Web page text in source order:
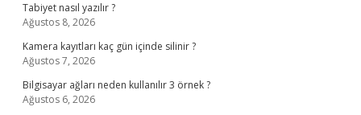
Tabiyet nasıl yazılır ?
Ağustos 8, 2026
Kamera kayıtları kaç gün içinde silinir ?
Ağustos 7, 2026
Bilgisayar ağları neden kullanılır 3 örnek ?
Ağustos 6, 2026